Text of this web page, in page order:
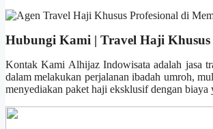
Hubungi Kami | Travel Haji
Kontak Kami Alhijaz Indowisata adalah jasa
dalam melakukan perjalanan ibadah umroh,
menyediakan paket haji eksklusif dengan biaya